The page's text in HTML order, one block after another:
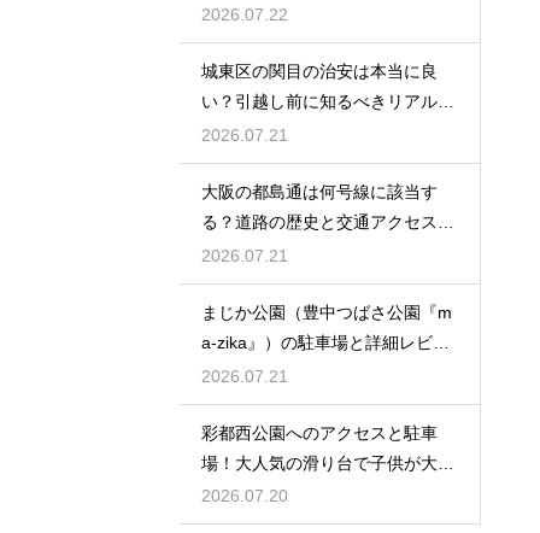
策を
2026.07.22
城東区の関目の治安は本当に良
い？引越し前に知るべきリアルな
実情
2026.07.21
大阪の都島通は何号線に該当す
る？道路の歴史と交通アクセスを
徹底解説
2026.07.21
まじか公園（豊中つばさ公園『m
a-zika』）の駐車場と詳細レビュ
ー！
2026.07.21
彩都西公園へのアクセスと駐車
場！大人気の滑り台で子供が大興
奮の場
2026.07.20